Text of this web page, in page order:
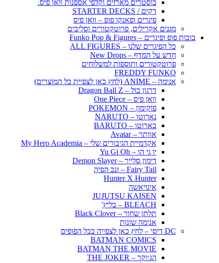
בוסטרים מארזים וקלפי אספנות וואן פיס.
דקים / STARTER DECKS
פיגרים ופאנקו פופ – וואן פיס
מגנים אקרילים, פרוטקטורים וסליבים
בובות פופ ופיגרים – Funko Pop & Figures
כל הפיגרים שלנו – ALL FIGURES
חדש על המדף – New Drops
פרוטקטורים ותוספות למשלוחים
FREDDY FUNKO
אנימה – ANIME (לחץ כאן לצפיית כל המוצרים)
דרגון בול – Dragon Ball Z
וואן פיס – One Piece
פוקימון – POKEMON
נארוטו – NARUTO
בארוטו – BARUTO
אוותר – Avatar
אקדמיית הגיבורים שלי – My Hero Academia
יו גי הו – Yu Gi Oh
דימון סלייר – Demon Slayer
Fairy Tail – זנב הפיה
Hunter X Hunter
אינויאשה
JUJUTSU KAISEN
BLEACH – בליץ'
תלתן שחור – Black Clover
אנימה שונות
DC דיסי – לחץ כאן לצפייה בכל הפופים
BATMAN COMICS
BATMAN THE MOVIE
הג׳וקר – THE JOKER